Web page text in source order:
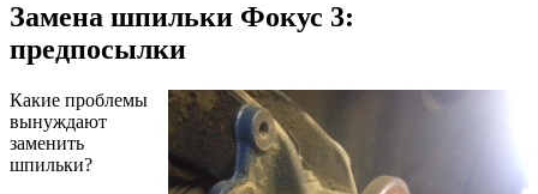
Замена шпильки Фокус 3:
предпосылки
Какие проблемы
вынуждают
заменить
шпильки?